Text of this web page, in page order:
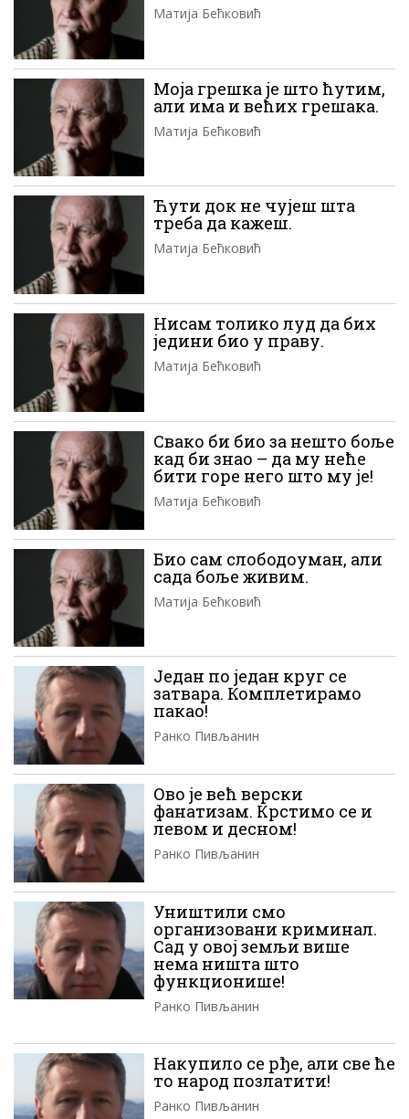
Матија Бећковић
Моја грешка је што ћутим,
али има и већих грешака.
Матија Бећковић
Ћути док не чујеш шта
треба да кажеш.
Матија Бећковић
Нисам толико луд да бих
једини био у праву.
Матија Бећковић
Свако би био за нешто боље
кад би знао – да му неће
бити горе него што му је!
Матија Бећковић
Био сам слободоуман, али
сада боље живим.
Матија Бећковић
Један по један круг се
затвара. Комплетирамо
пакао!
Ранко Пивљанин
Ово је већ верски
фанатизам. Крстимо се и
левом и десном!
Ранко Пивљанин
Уништили смо
организовани криминал.
Сад у овој земљи више
нема ништа што
функционише!
Ранко Пивљанин
Накупило се рђе, али све ће
то народ позлатити!
Ранко Пивљанин